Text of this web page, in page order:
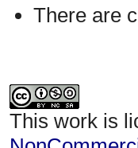
There are
This work is